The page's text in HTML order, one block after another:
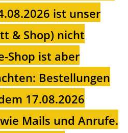
ist unser
& Shop) nicht
Shop ist aber
Bestellungen
17.08.2026
Mails und Anrufe.